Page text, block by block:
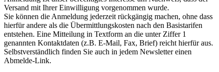
Versand mit Ihrer Einwilligung vorgenommen wurde.
Sie können die Anmeldung jederzeit rückgängig machen, ohne dass
hierfür andere als die Übermittlungskosten nach den Basistarifen
entstehen. Eine Mitteilung in Textform an die unter Ziffer 1
genannten Kontaktdaten (z.B. E-Mail, Fax, Brief) reicht hierfür aus.
Selbstverständlich finden Sie auch in jedem Newsletter einen
Abmelde-Link.